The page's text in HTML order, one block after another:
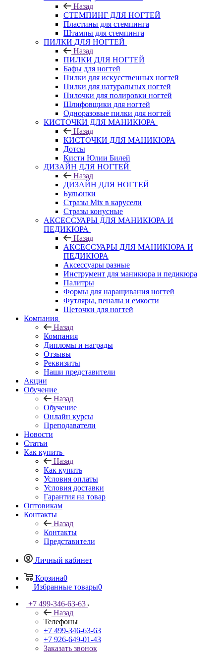
Назад
СТЕМПИНГ ДЛЯ НОГТЕЙ
Пластины для стемпинга
Штампы для стемпинга
ПИЛКИ ДЛЯ НОГТЕЙ
Назад
ПИЛКИ ДЛЯ НОГТЕЙ
Бафы для ногтей
Пилки для искусственных ногтей
Пилки для натуральных ногтей
Пилочки для полировки ногтей
Шлифовщики для ногтей
Одноразовые пилки для ногтей
КИСТОЧКИ ДЛЯ МАНИКЮРА
Назад
КИСТОЧКИ ДЛЯ МАНИКЮРА
Дотсы
Кисти Юлии Билей
ДИЗАЙН ДЛЯ НОГТЕЙ
Назад
ДИЗАЙН ДЛЯ НОГТЕЙ
Бульонки
Стразы Mix в карусели
Стразы конусные
АКСЕССУАРЫ ДЛЯ МАНИКЮРА И
ПЕДИКЮРА
Назад
АКСЕССУАРЫ ДЛЯ МАНИКЮРА И
ПЕДИКЮРА
Аксессуары разные
Инструмент для маникюра и педикюра
Палитры
Формы для наращивания ногтей
Футляры, пеналы и емкости
Щеточки для ногтей
Компания
Назад
Компания
Дипломы и награды
Отзывы
Реквизиты
Наши представители
Акции
Обучение
Назад
Обучение
Онлайн курсы
Преподаватели
Новости
Статьи
Как купить
Назад
Как купить
Условия оплаты
Условия доставки
Гарантия на товар
Оптовикам
Контакты
Назад
Контакты
Представители
Личный кабинет
Корзина0
Избранные товары0
+7 499-346-63-63
Назад
Телефоны
+7 499-346-63-63
+7 926-649-01-43
Заказать звонок